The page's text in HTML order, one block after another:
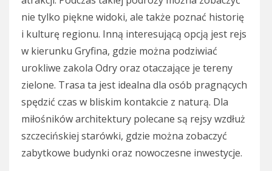
nie tylko piękne widoki, ale także poznać historię
i kulturę regionu. Inną interesującą opcją jest rejs
w kierunku Gryfina, gdzie można podziwiać
urokliwe zakola Odry oraz otaczające je tereny
zielone. Trasa ta jest idealna dla osób pragnących
spędzić czas w bliskim kontakcie z naturą. Dla
miłośników architektury polecane są rejsy wzdłuż
szczecińskiej starówki, gdzie można zobaczyć
zabytkowe budynki oraz nowoczesne inwestycje.